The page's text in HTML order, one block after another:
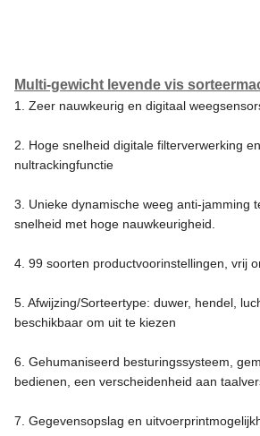
Multi-gewicht levende vis
1. Zeer nauwkeurig en digitaal
2. Hoge snelheid digitale filterverwerking
nultrackingfunctie
3. Unieke dynamische weeg anti-jamming
snelheid met hoge nauwkeurigheid.
4. 99 soorten productvoorinstellingen, vrij
5. Afwijzing/Sorteertype: duwer, hendel,
beschikbaar om uit te kiezen
6. Gehumaniseerd besturingssysteem,
bedienen, een verscheidenheid aan
7. Gegevensopslag en